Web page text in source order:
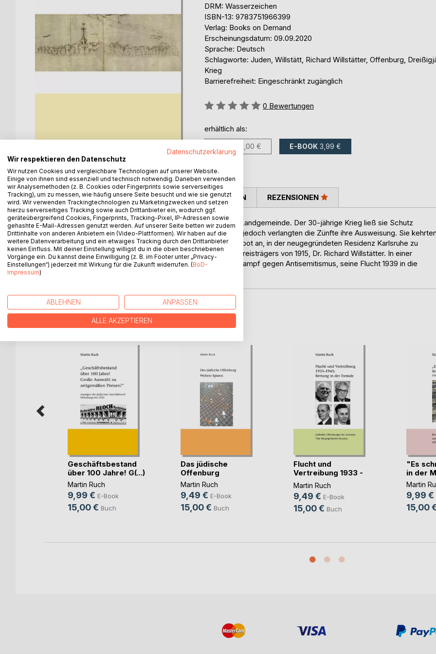
DRM: Wasserzeichen
ISBN-13: 9783751966399
Verlag: Books on Demand
Erscheinungsdatum: 09.09.2020
Sprache: Deutsch
Schlagworte: Juden, Willstätt, Richard Willstätter, Offenburg,
Krieg
Barrierefreiheit: Eingeschränkt zugänglich
Bewertung::
0 Bewertungen
erhältlich als:
10,00 € E-BOOK 3,99 €
BESCHREIBUNG
Im 17. Jahrhundert gab es in Willstätt eine kleine jüdische Landgemeinde. Der 30-jährige Krieg ließ sie Schutz
suchen in der benachbarten Reichsstadt Offenburg. 1680 jedoch verlangten die Zünfte ihre Ausweisung. Sie
nicht mehr nach Willstätt zurück. Einige nahmen das Angebot an, in der neugegründeten Residenz Karlsruhe zu
wohnen, darunter auch die Vorfahren des Chemie-Nobelpreisträgers von 1915, Dr. Richard Willstätter. In einer
Autobiographie schilderte Willstätter sein Leben, seinen Kampf gegen Antisemitismus, seine Flucht 1939 in die
AUTOR/IN PRESSESTIMMEN REZENSIONEN
WEITERE TITEL BEI
Geschäftsbestand
über 100 Jahre! G(...)
Martin Ruch
9,99 € E-Book
15,00 € Buch
Das jüdische
Offenburg
Martin Ruch
9,49 € E-Book
15,00 € Buch
Flucht und
Vertreibung 1933 -
1945(...)
Martin Ruch
9,49 € E-Book
15,00 € Buch
"Es
in der
Martin
9,99 €
15,00
Datenschutzerklärung
Wir respektieren den Datenschutz
Wir nutzen Cookies und vergleichbare Technologien auf unserer Website.
Einige von ihnen sind essenziell und technisch notwendig. Daneben verwenden
wir Analysemethoden (z. B. Cookies oder Fingerprints sowie serverseitiges
Tracking), um zu messen, wie häufig unsere Seite besucht und wie sie genutzt
wird. Wir verwenden Trackingtechnologien zu Marketingzwecken und setzen
hierzu serverseitiges Tracking sowie auch Drittanbieter ein, wodurch ggf.
geräteübergreifend Cookies, Fingerprints, Tracking-Pixel, IP-Adressen sowie
gehashte E-Mail-Adressen genutzt werden. Auf unserer Seite betten wir zudem
Drittinhalte von anderen Anbietern ein (Video-Plattformen). Wir haben auf die
weitere Datenverarbeitung und ein etwaiges Tracking durch den Drittanbieter
keinen Einfluss. Mit deiner Einstellung willigst du in die oben beschriebenen
Vorgänge ein. Du kannst deine Einwilligung (z. B. im Footer unter „Privacy-
Einstellungen“) jederzeit mit Wirkung für die Zukunft widerrufen. (BoD-
Impressum)
ABLEHNEN ANPASSEN
ALLE AKZEPTIEREN